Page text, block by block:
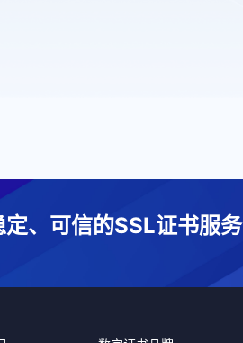
、可信的SSL证书服务